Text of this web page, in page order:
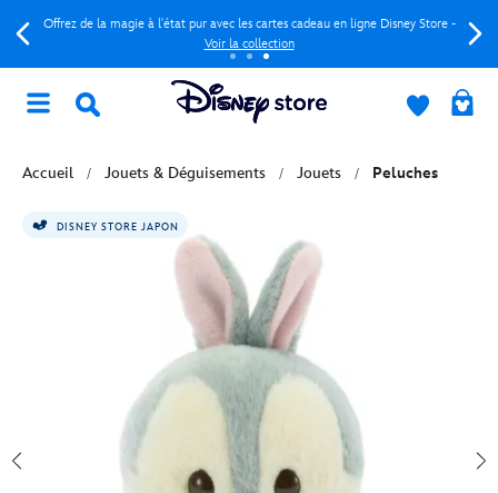
Offrez de la magie à l'état pur avec les cartes cadeau en ligne Disney Store -
Voir la collection
Accueil Jouets & Déguisements Jouets Peluches
DISNEY STORE JAPON